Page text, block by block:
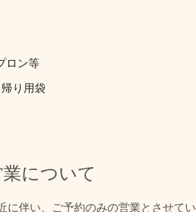
ロン等
り用袋
について
に伴い、ご予約のみの営業とさせてい